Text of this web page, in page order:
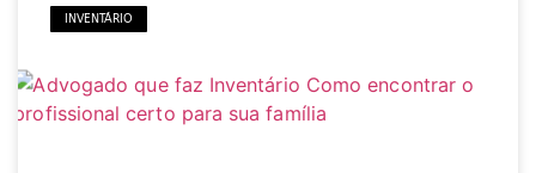
INVENTÁRIO